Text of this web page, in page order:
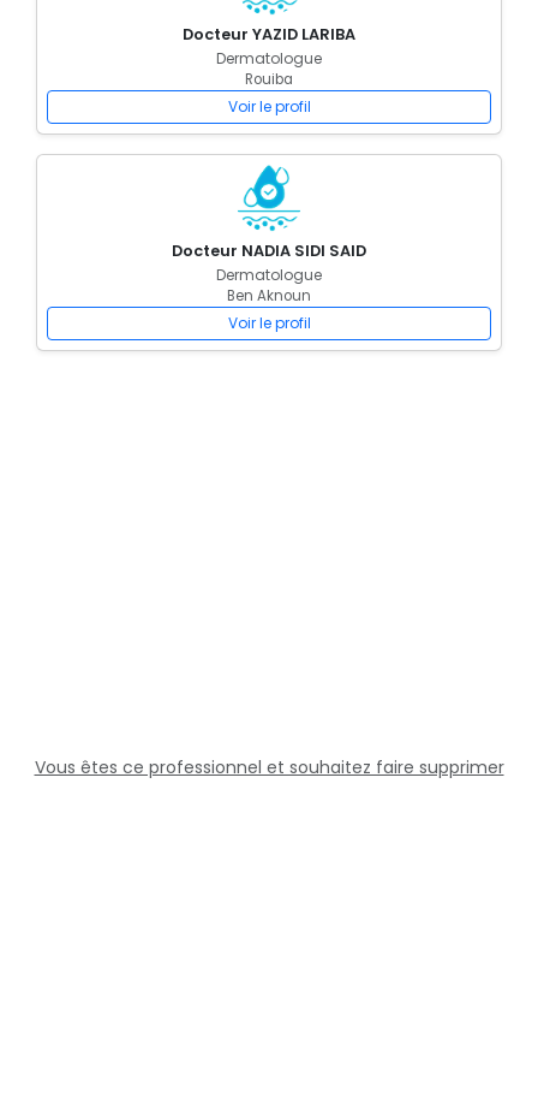
Docteur YAZID LARIBA
Dermatologue
Rouiba
Voir le profil
Docteur NADIA SIDI SAID
Dermatologue
Ben Aknoun
Voir le profil
Vous êtes ce professionnel et souhaitez faire supprimer